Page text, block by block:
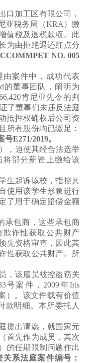
口加工区有限公司，
亚税务局（KRA）缴
值税及退税款项。此
为由拒绝退还红点分
NO. 005
案件中，成功代表
的董事团队，阐明为
肯尼亚先令的判
了董事们未违反法庭
抵押权确权后公司资
所有股份均已缴足：
E271/2019。
，迫使其经合法选举
将部分薪资上缴给该
生起诉该校，指控其
使用该学生形象进行
了用于确定赔偿金额
承包商，这些承包商
诈性获取公共财产
先资格审查，因此其
性获取公共财产。所
，该雇员被控盗窃关
号案件，2009年Iris
）。该文件载有价值
款明细。本所委托人
提出请愿，就国家元
首先作为成员，其次
的任期限制问题作出
系法庭案件编号：